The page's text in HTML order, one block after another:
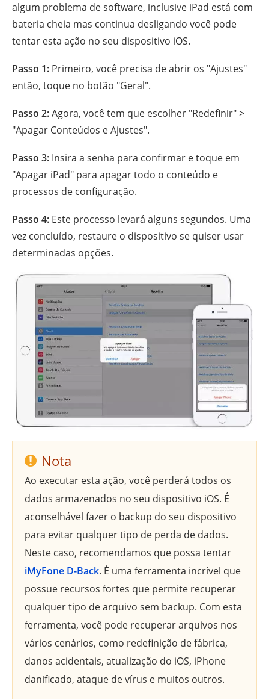
algum problema de software, inclusive iPad está com
bateria cheia mas continua desligando você pode
tentar esta ação no seu dispositivo iOS.
Passo 1: Primeiro, você precisa de abrir os "Ajustes"
então, toque no botão "Geral".
Passo 2:Agora, você tem que escolher "Redefinir" >
"Apagar Conteúdos e Ajustes".
Passo 3: Insira a senha para confirmar e toque em
"Apagar iPad" para apagar todo o conteúdo e
processos de configuração.
Passo 4: Este processo levará alguns segundos. Uma
vez concluído, restaure o dispositivo se quiser usar
determinadas opções.
Nota
Ao executar esta ação, você perderá todos os
dados armazenados no seu dispositivo iOS. É
aconselhável fazer o backup do seu dispositivo
para evitar qualquer tipo de perda de dados.
Neste caso, recomendamos que possa tentar
iMyFone D-Back. É uma ferramenta incrível que
possue recursos fortes que permite recuperar
qualquer tipo de arquivo sem backup. Com esta
ferramenta, você pode recuperar arquivos nos
vários cenários, como redefinição de fábrica,
danos acidentais, atualização do iOS, iPhone
danificado, ataque de vírus e muitos outros.